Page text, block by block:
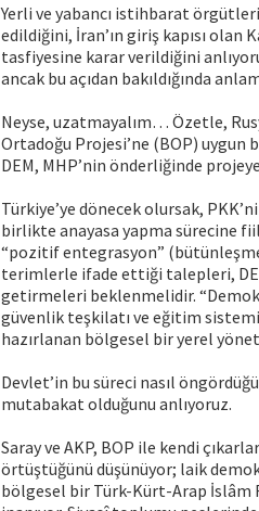
Yerli ve yabancı istihbarat
edildiğini, İran’ın giriş kapısı olan
tasfiyesine karar verildiğini
ancak bu açıdan bakıldığında
Neyse, uzatmayalım… Özetle,
Ortadoğu Projesi’ne (BOP) uygun
DEM, MHP’nin önderliğinde
Türkiye’ye dönecek olursak,
birlikte anayasa yapma sürecine
“pozitif entegrasyon”
terimlerle ifade ettiği talepleri,
getirmeleri beklenmelidir.
güvenlik teşkilatı ve eğitim
hazırlanan bölgesel bir yerel
Devlet’in bu süreci nasıl
mutabakat olduğunu anlıyoruz.
Saray ve AKP, BOP ile kendi
örtüştüğünü düşünüyor; laik
bölgesel bir Türk-Kürt-Arap İslâm